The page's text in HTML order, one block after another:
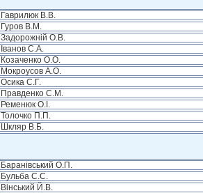
Гаврилюк В.В.
Гуров В.М.
Задорожній О.В.
Іванов С.А.
Козаченко О.О.
Мокроусов А.О.
Осика С.Г.
Правденко С.М.
Ременюк О.І.
Толочко П.П.
Шкляр В.Б.
Баранівський О.П.
Бульба С.С.
Вінський Й.В.